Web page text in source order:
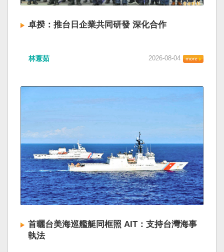
卓揆：推台日企業共同研發 深化合作
林薏茹 2026-08-04
首曬台美海巡艦艇同框照 AIT：支持台灣海事
執法